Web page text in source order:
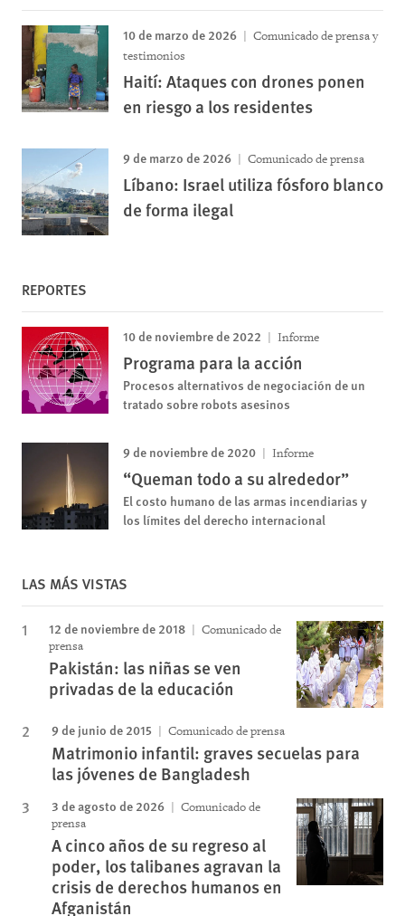
10 de marzo de 2026
Comunicado de prensa y
testimonios
Haití: Ataques con drones ponen
en riesgo a los residentes
9 de marzo de 2026 Comunicado de prensa
Líbano: Israel utiliza fósforo blanco
de forma ilegal
REPORTES
10 de noviembre de 2022 Informe
Programa para la acción
Procesos alternativos de negociación de un
tratado sobre robots asesinos
9 de noviembre de 2020 Informe
“Queman todo a su alrededor”
El costo humano de las armas incendiarias y
los límites del derecho internacional
LAS MÁS VISTAS
12 de noviembre de 2018
Comunicado de
prensa
Pakistán: las niñas se ven
privadas de la educación
9 de junio de 2015 Comunicado de prensa
Matrimonio infantil: graves secuelas para
las jóvenes de Bangladesh
3 de agosto de 2026
Comunicado de
prensa
A cinco años de su regreso al
poder, los talibanes agravan la
crisis de derechos humanos en
Afganistán